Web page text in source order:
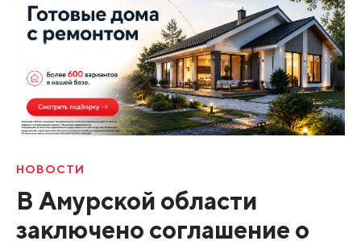
НОВОСТИ
В Амурской области
заключено соглашение о